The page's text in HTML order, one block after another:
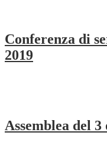
Conferenza di
2019
Assemblea del